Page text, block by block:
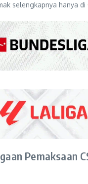
selengkapnya hanya di
Pemaksaan